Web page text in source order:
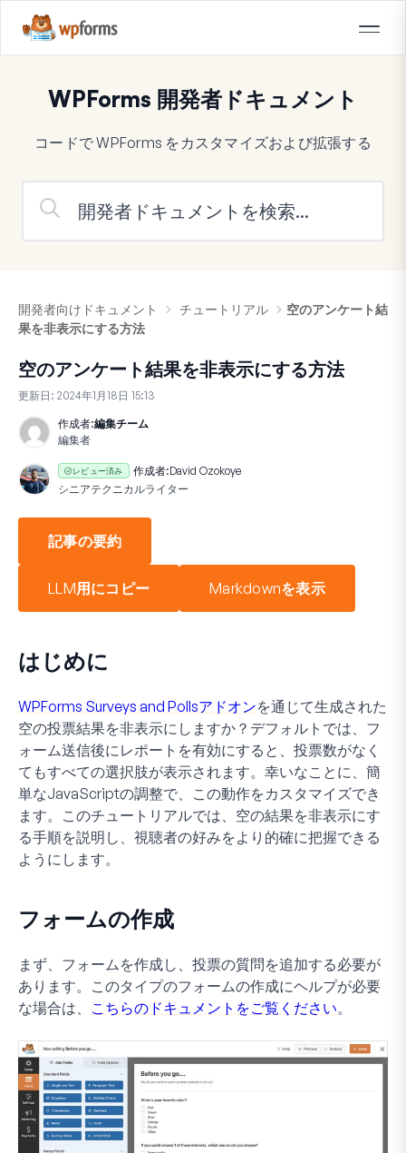
WPForms 開発者ドキュメント
コードで WPForms をカスタマイズおよび拡張する
開発者向けドキュメント チュートリアル
空のアンケート結
果を非表示にする方法
空のアンケート結果を非表示にする方法
更新日: 2024年1月18日 15:13
作成者:編集チーム
編集者
レビュー済み 作成者:David Ozokoye
シニアテクニカルライター
記事の要約
LLM用にコピー Markdownを表示
はじめに
WPForms Surveys and Pollsアドオンを通じて生成された
空の投票結果を非表示にしますか？デフォルトでは、フ
ォーム送信後にレポートを有効にすると、投票数がなく
てもすべての選択肢が表示されます。幸いなことに、簡
単なJavaScriptの調整で、この動作をカスタマイズでき
ます。このチュートリアルでは、空の結果を非表示にす
る手順を説明し、視聴者の好みをより的確に把握できる
ようにします。
フォームの作成
まず、フォームを作成し、投票の質問を追加する必要が
あります。このタイプのフォームの作成にヘルプが必要
な場合は、 こちらのドキュメントをご覧ください。